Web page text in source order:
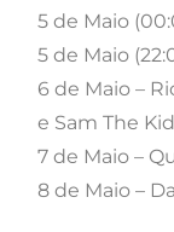
5 de Maio
5 de Maio
6 de Maio –
e Sam The Kid
7 de Maio –
8 de Maio –